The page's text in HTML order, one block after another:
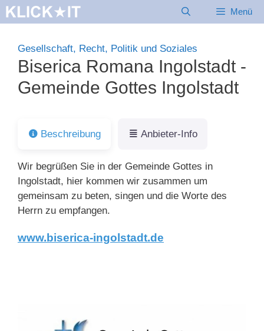
Zum
Inhalt
Menü
Gesellschaft, Recht, Politik und Soziales
Biserica Romana Ingolstadt -
Gemeinde Gottes Ingolstadt
Beschreibung Anbieter-Info
Wir begrüßen Sie in der Gemeinde Gottes in
Ingolstadt, hier kommen wir zusammen um
gemeinsam zu beten, singen und die Worte des
Herrn zu empfangen.
www.biserica-ingolstadt.de